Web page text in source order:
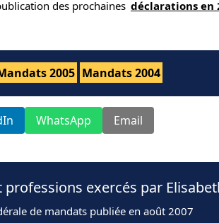
des prochaines déclarations en
2005 Mandats 2004
WhatsApp Email
exercés par
de mandats publiée en août 2007